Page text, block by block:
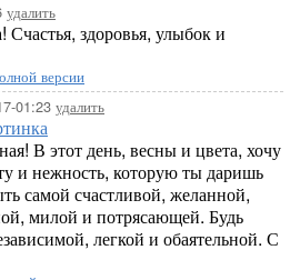
удалить
здоровья, улыбок и
версии
01:23 удалить
В этот день, весны и цвета, хочу
и нежность, которую ты даришь
самой счастливой, желанной,
милой и потрясающей. Будь
легкой и обаятельной. С